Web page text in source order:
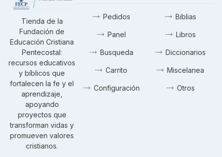
Tienda de la
Fundación de
Educación Cristiana
Pentecostal:
recursos educativos
y bíblicos que
fortalecen la fe y el
aprendizaje,
apoyando
proyectos que
transforman vidas y
promueven valores
cristianos.
Pedidos
Panel
Busqueda
Carrito
Configuración
Biblias
Libros
Diccionarios
Miscelanea
Otros